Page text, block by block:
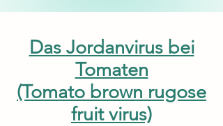
Das Jordanvirus bei
Tomaten
(Tomato brown rugose
fruit virus)